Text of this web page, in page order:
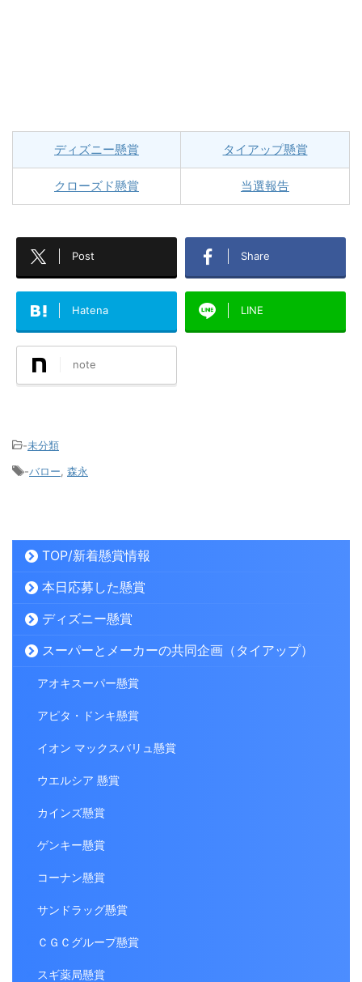
ディズニー懸賞 タイアップ懸賞
クローズド懸賞 当選報告
Post Share
Hatena LINE
note
-未分類
-バロー 森永
TOP/新着懸賞情報
本日応募した懸賞
ディズニー懸賞
スーパーとメーカーの共同企画（タイアップ）
アオキスーパー懸賞
アピタ・ドンキ懸賞
イオン マックスバリュ懸賞
ウエルシア 懸賞
カインズ懸賞
ゲンキー懸賞
コーナン懸賞
サンドラッグ懸賞
ＣＧＣグループ懸賞
スギ薬局懸賞